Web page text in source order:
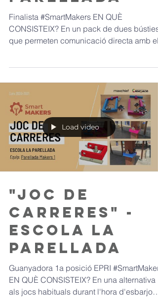
Finalista #SmartMakers EN QUÈ
CONSISTEIX? En un pack de dues bústies
que permeten comunicació directa amb el
Load video
"Joc de
Carreres" -
Escola La
Parellada
Guanyadora 1a posició EPRI #SmartMakers
EN QUÈ CONSISTEIX? En una alternativa
als jocs habituals durant l'hora d'esbarjo